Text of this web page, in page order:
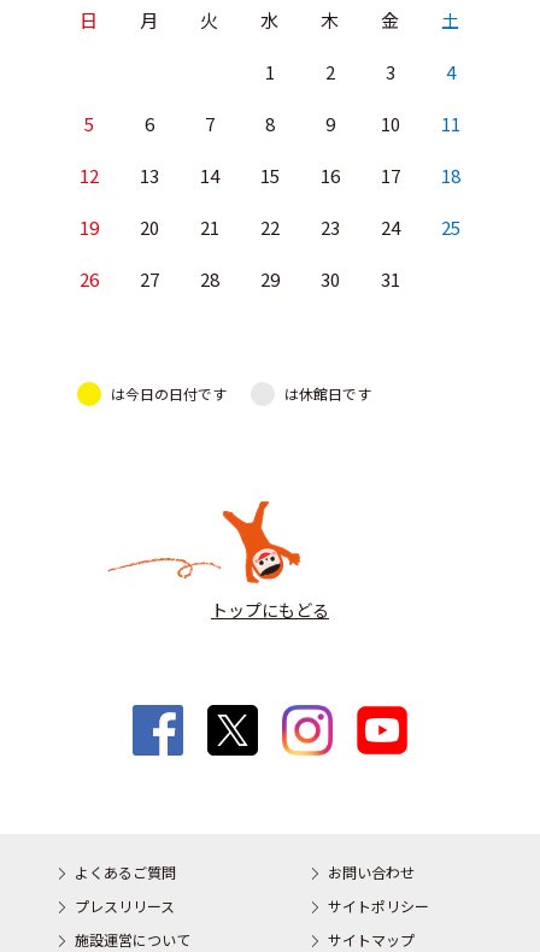
日 月 火 水 木 金 土
1 2 3 4
5 6 7 8 9 10 11
12 13 14 15 16 17 18
19 20 21 22 23 24 25
26 27 28 29 30 31
は今日の日付です は休館日です
トップにもどる
よくあるご質問
お問い合わせ
プレスリリース
サイトポリシー
施設運営について
サイトマップ